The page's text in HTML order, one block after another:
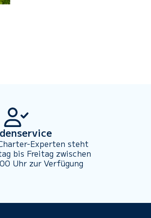
Experten steht
bis Freitag zwischen
Uhr zur Verfügung